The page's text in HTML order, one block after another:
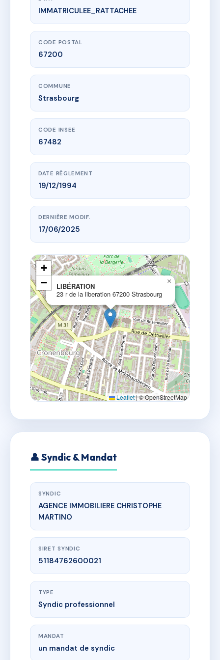
www.vme.plus/AC6733356
LIBÉRATION
23 r de la liberation
IMMATRICULEE_RATTACHEE
CODE POSTAL
67200
COMMUNE
Strasbourg
CODE INSEE
67482
DATE RÈGLEMENT
19/12/1994
DERNIÈRE MODIF.
17/06/2025
LIBÉRATION
23 r de la liberation 67200 Strasbourg
×
+
−
Leaflet|© OpenStreetMap
👤 Syndic & Mandat
SYNDIC
AGENCE IMMOBILIERE CHRISTOPHE
MARTINO
SIRET SYNDIC
51184762600021
TYPE
Syndic professionnel
MANDAT
un mandat de syndic